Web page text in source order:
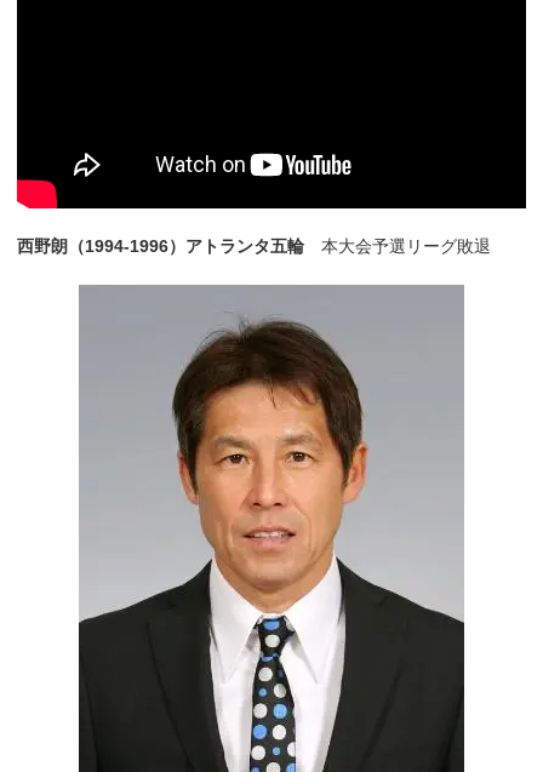
西野朗（1994-1996）アトランタ五輪本大会予選リーグ敗退